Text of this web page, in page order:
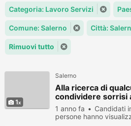
Categoria: Lavoro Servizi
Comune: Salerno Città:
Rimuovi tutto
1
Salerno
Alla ricerca di
condividere sorrisi
1 anno fa Candidati
persone hanno